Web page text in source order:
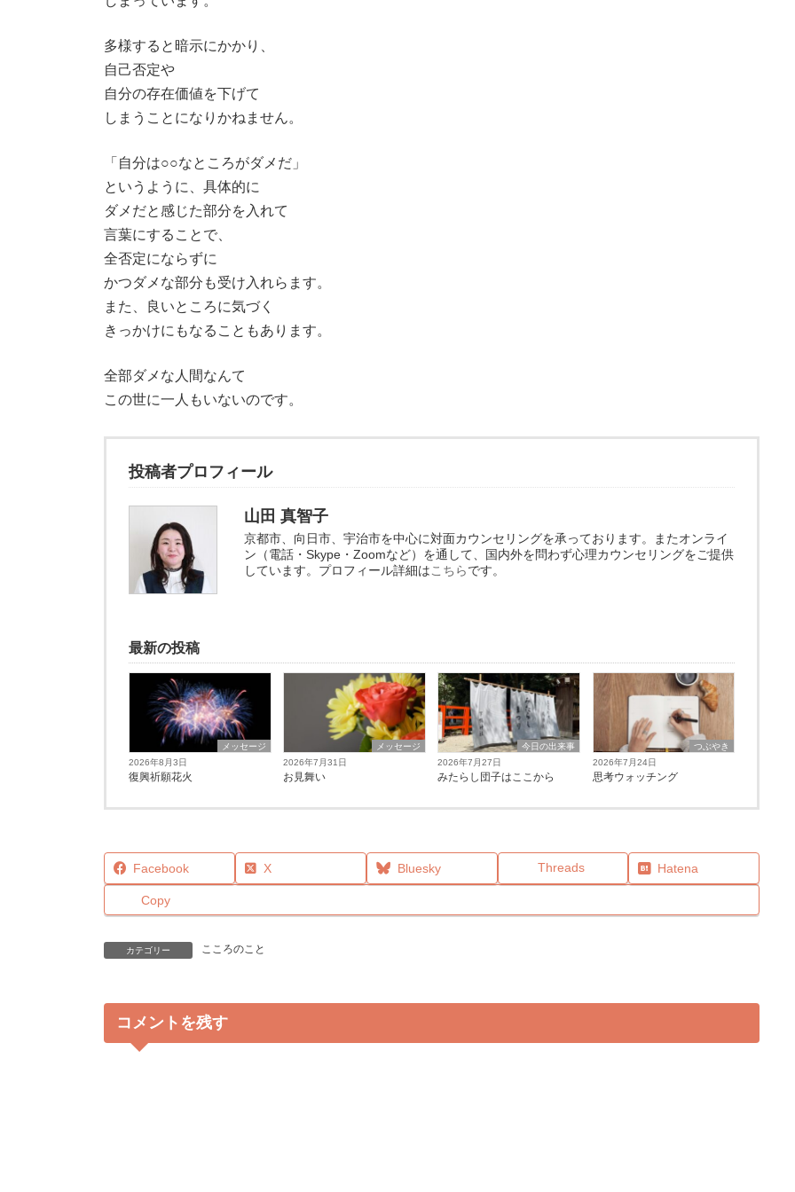
多様すると暗示にかかり、
自己否定や
自分の存在価値を下げて
しまうことになりかねません。
「自分は○○なところがダメだ」
というように、具体的に
ダメだと感じた部分を入れて
言葉にすることで、
全否定にならずに
かつダメな部分も受け入れらます。
また、良いところに気づく
きっかけにもなることもあります。
全部ダメな人間なんて
この世に一人もいないのです。
投稿者プロフィール
山田 真智子
京都市、向日市、宇治市を中心に対面カウンセリングを承っております。またオンライ
ン（電話・Skype・Zoomなど）を通して、国内外を問わず心理カウンセリングをご提供
しています。プロフィール詳細はこちらです。
最新の投稿
メッセージ
2026年8月3日
復興祈願花火
メッセージ
2026年7月31日
お見舞い
今日の出来事
2026年7月27日
みたらし団子はここから
つぶやき
2026年7月24日
思考ウォッチング
Facebook X Bluesky Threads Hatena
Copy
カテゴリー こころのこと
コメントを残す